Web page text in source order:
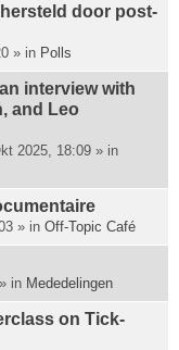
door post-
» in Polls
interview with
and Leo
2025, 18:09 » in
» in Off-Topic Café
in Mededelingen
on Tick-